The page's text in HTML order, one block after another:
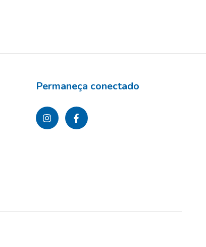
Permaneça conectado